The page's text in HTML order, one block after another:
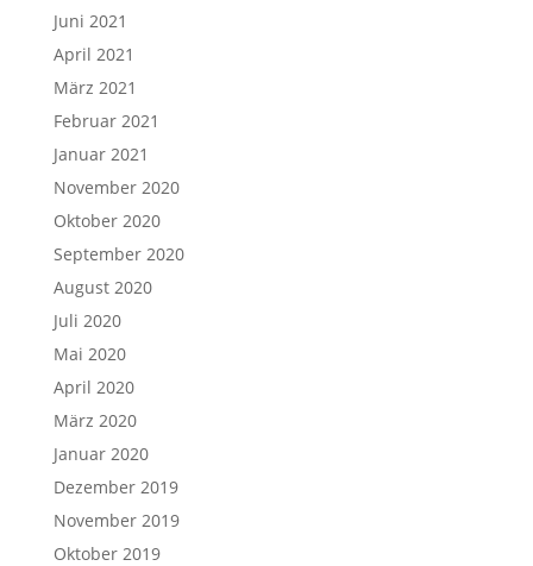
Juni 2021
April 2021
März 2021
Februar 2021
Januar 2021
November 2020
Oktober 2020
September 2020
August 2020
Juli 2020
Mai 2020
April 2020
März 2020
Januar 2020
Dezember 2019
November 2019
Oktober 2019